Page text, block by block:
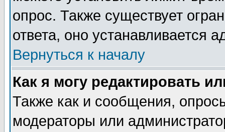
опрос. Также существует
ответа, оно устанавливается
Вернуться к началу
Как я могу редактировать
Также как и сообщения,
модераторы или